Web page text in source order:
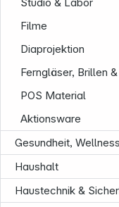
Filme
Diaprojektion
Ferngläser, Brillen
POS Material
Aktionsware
Gesundheit,
Haushalt
Haustechnik &